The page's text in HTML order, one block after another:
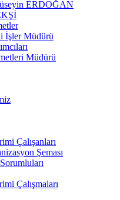
ERDOĞAN
İşler Müdürü
Müdürü
Çalışanları
Şeması
Çalışmaları